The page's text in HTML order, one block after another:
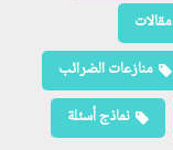
مقالات
منازعات الضرائب
نماذج أسئلة